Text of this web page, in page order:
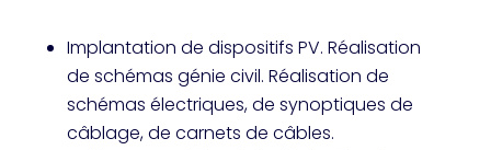
Implantation de dispositifs PV. Réalisation
de schémas génie civil. Réalisation de
schémas électriques, de synoptiques de
câblage, de carnets de câbles.